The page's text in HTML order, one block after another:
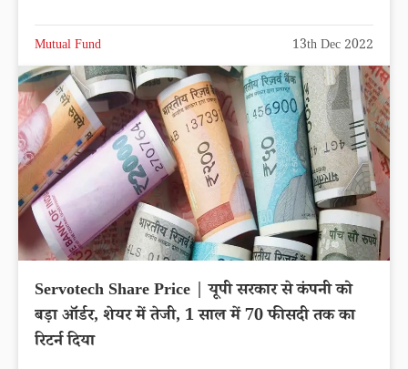
Mutual Fund 13th Dec 2022
Servotech Share Price | यूपी सरकार से कंपनी को
बड़ा ऑर्डर, शेयर में तेजी, 1 साल में 70 फीसदी तक का
रिटर्न दिया